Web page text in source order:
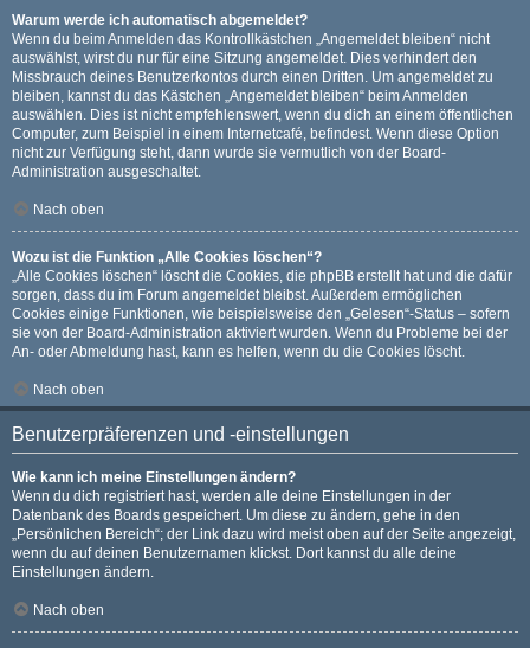
Warum werde ich automatisch abgemeldet?
Wenn du beim Anmelden das Kontrollkästchen „Angemeldet bleiben“ nicht
auswählst, wirst du nur für eine Sitzung angemeldet. Dies verhindert den
Missbrauch deines Benutzerkontos durch einen Dritten. Um angemeldet zu
bleiben, kannst du das Kästchen „Angemeldet bleiben“ beim Anmelden
auswählen. Dies ist nicht empfehlenswert, wenn du dich an einem öffentlichen
Computer, zum Beispiel in einem Internetcafé, befindest. Wenn diese Option
nicht zur Verfügung steht, dann wurde sie vermutlich von der Board-
Administration ausgeschaltet.
Nach oben
Wozu ist die Funktion „Alle Cookies löschen“?
„Alle Cookies löschen“ löscht die Cookies, die phpBB erstellt hat und die dafür
sorgen, dass du im Forum angemeldet bleibst. Außerdem ermöglichen
Cookies einige Funktionen, wie beispielsweise den „Gelesen“-Status – sofern
sie von der Board-Administration aktiviert wurden. Wenn du Probleme bei der
An- oder Abmeldung hast, kann es helfen, wenn du die Cookies löscht.
Nach oben
Benutzerpräferenzen und -einstellungen
Wie kann ich meine Einstellungen ändern?
Wenn du dich registriert hast, werden alle deine Einstellungen in der
Datenbank des Boards gespeichert. Um diese zu ändern, gehe in den
„Persönlichen Bereich“; der Link dazu wird meist oben auf der Seite angezeigt,
wenn du auf deinen Benutzernamen klickst. Dort kannst du alle deine
Einstellungen ändern.
Nach oben